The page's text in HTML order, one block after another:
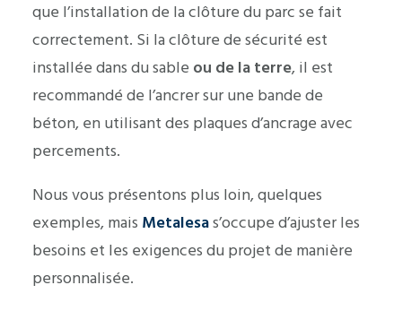
que l’installation de la clôture du parc se fait
correctement. Si la clôture de sécurité est
installée dans du sable ou de la terre, il est
recommandé de l’ancrer sur une bande de
béton, en utilisant des plaques d’ancrage avec
percements.
Nous vous présentons plus loin, quelques
exemples, mais Metalesas’occupe d’ajuster les
besoins et les exigences du projet de manière
personnalisée.